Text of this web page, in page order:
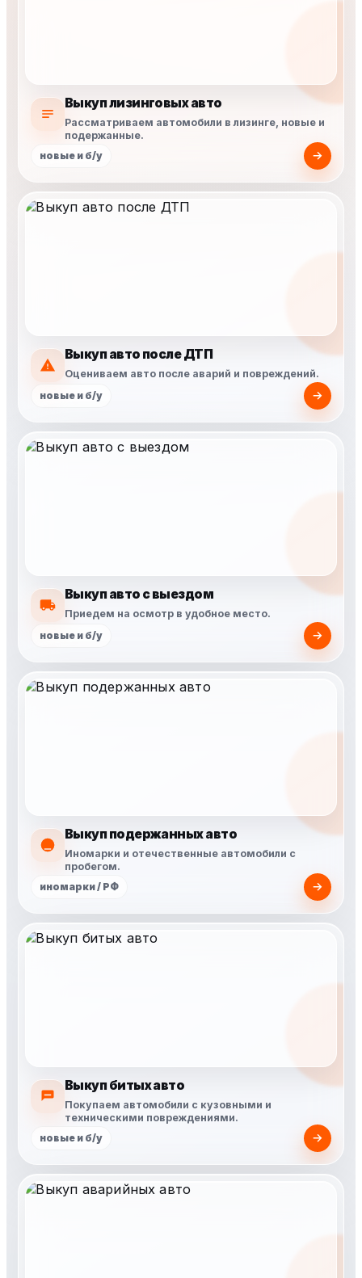
Выкуп лизинговых авто
Рассматриваем автомобили в лизинге, новые и
подержанные.
новые и б/у
Выкуп авто после ДТП
Оцениваем авто после аварий и повреждений.
новые и б/у
Выкуп авто с выездом
Приедем на осмотр в удобное место.
новые и б/у
Выкуп подержанных авто
Иномарки и отечественные автомобили с
пробегом.
иномарки / РФ
Выкуп битых авто
Покупаем автомобили с кузовными и
техническими повреждениями.
новые и б/у